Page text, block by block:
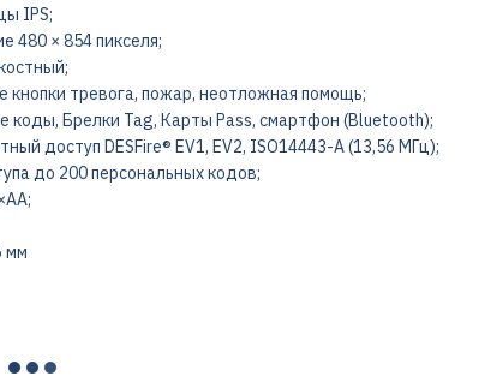
IPS;
480 × 854 пикселя;
кнопки тревога, пожар, неотложная помощь;
коды, Брелки Tag, Карты Pass, смартфон (Bluetooth);
доступ DESFire® EV1, EV2, ISO14443-А (13,56 МГц);
до 200 персональных кодов;
мм